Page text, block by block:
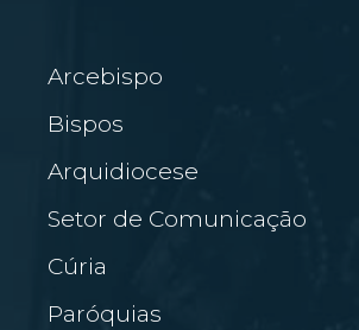
Arcebispo
Bispos
Arquidiocese
Setor de Comunicação
Cúria
Paróquias